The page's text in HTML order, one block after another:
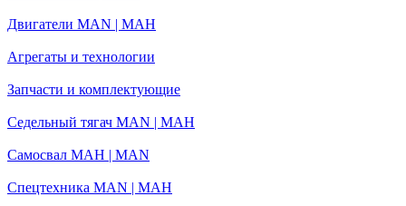
Двигатели MAN | МАН
Агрегаты и технологии
Запчасти и комплектующие
Седельный тягач MAN | МАН
Самосвал МАН | MAN
Спецтехника MAN | МАН